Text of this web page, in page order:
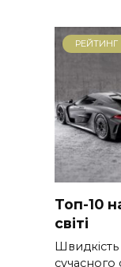
РЕЙТИНГ
Топ-10
світі
сучасного